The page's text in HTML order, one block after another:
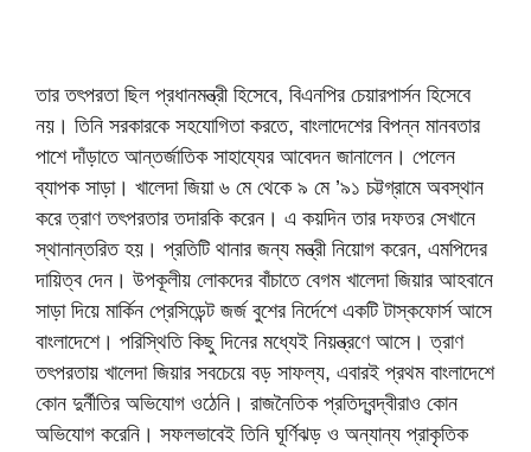
তার তৎপরতা ছিল প্রধানমন্ত্রী হিসেবে, বিএনপির চেয়ারপার্সন হিসেবে
নয়। তিনি সরকারকে সহযোগিতা করতে, বাংলাদেশের বিপন্ন মানবতার
পাশে দাঁড়াতে আন্তর্জাতিক সাহায্যের আবেদন জানালেন। পেলেন
ব্যাপক সাড়া। খালেদা জিয়া ৬ মে থেকে ৯ মে ’৯১ চট্টগ্রামে অবস্থান
করে ত্রাণ তৎপরতার তদারকি করেন। এ কয়দিন তার দফতর সেখানে
স্থানান্তরিত হয়। প্রতিটি থানার জন্য মন্ত্রী নিয়োগ করেন, এমপিদের
দায়িত্ব দেন। উপকূলীয় লোকদের বাঁচাতে বেগম খালেদা জিয়ার আহবানে
সাড়া দিয়ে মার্কিন প্রেসিডেন্ট জর্জ বুশের নির্দেশে একটি টাস্কফোর্স আসে
বাংলাদেশে। পরিস্থিতি কিছু দিনের মধ্যেই নিয়ন্ত্রণে আসে। ত্রাণ
তৎপরতায় খালেদা জিয়ার সবচেয়ে বড় সাফল্য, এবারই প্রথম বাংলাদেশে
কোন দুর্নীতির অভিযোগ ওঠেনি। রাজনৈতিক প্রতিদ্বন্দ্বীরাও কোন
অভিযোগ করেনি। সফলভাবেই তিনি ঘূর্ণিঝড় ও অন্যান্য প্রাকৃতিক